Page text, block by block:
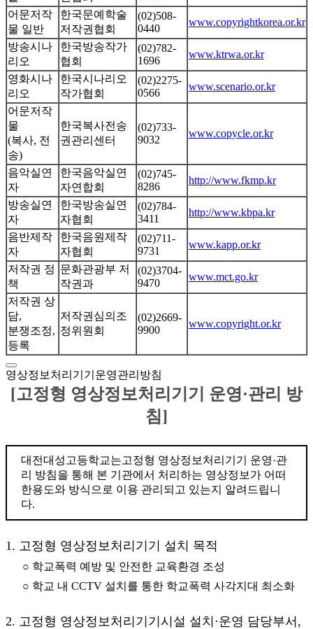
어문저작
물 일반
한국문예학술
저작권협회
(02)508-
0440
www.copyrightkorea.or.kr
방송시나
리오
한국방송작가
협회
(02)782-
1696
www.ktrwa.or.kr
영화시나
리오
한국시나리오
작가협회
(02)2275-
0566
www.scenario.or.kr
어문저작
물
(복사, 전
송)
한국복사전송
권관리센터
(02)733-
9032
www.copycle.or.kr
음악실연
자
한국음악실연
자연합회
(02)745-
8286
http://www.fkmp.kr
방송실연
자
한국방송실연
자협회
(02)784-
3411
http://www.kbpa.kr
음반제작
자
한국음원제작
자협회
(02)711-
9731
www.kapp.or.kr
저작권 정
책
문화관광부 저
작권과
(02)3704-
9470
www.mct.go.kr
저작권 상
담,
분쟁조정,
등록
저작권심의조
정위원회
(02)2669-
9900
www.copyright.or.kr
영상정보처리기기운영관리방침
[고정형 영상정보처리기기 운영·관리 방
침]
대전대성고등학교는고정형 영상정보처리기기 운영·관
리 방침을 통해 본 기관에서 처리하는 영상정보가 어떠
한용도와 방식으로 이용 관리되고 있는지 알려드립니
다.
1. 고정형 영상정보처리기기 설치 목적
○ 학교폭력 예방 및 안전한 교육환경 조성
○ 학교 내 CCTV 설치를 통한 학교폭력 사각지대 최소화
2. 고정형 영상정보처리기기시설 설치·운영 담당부서,